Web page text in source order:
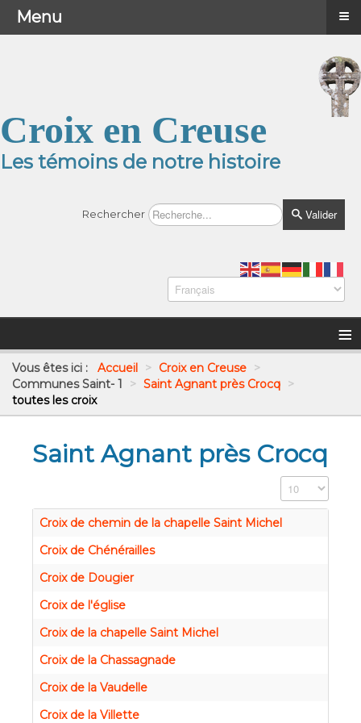
Croix en Creuse
Les témoins de notre histoire
Rechercher Valider
≡
Vous êtes ici : Accueil > Croix en Creuse >
Communes Saint- 1
> Saint Agnant près Crocq >
toutes les croix
Saint Agnant près Crocq
Affichage #
Croix de chemin de la chapelle Saint Michel
Croix de Chénérailles
Croix de Dougier
Croix de l'église
Croix de la chapelle Saint Michel
Croix de la Chassagnade
Croix de la Vaudelle
Croix de la Villette
Menu ≡
Menu ≡